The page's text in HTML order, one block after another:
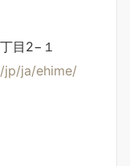
目2−１
jp/ja/ehime/